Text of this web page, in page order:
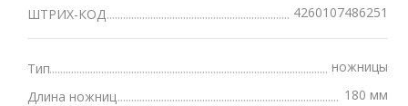
ШТРИХ-КОД
4260107486251
Тип
ножницы
Длина ножниц
180 мм